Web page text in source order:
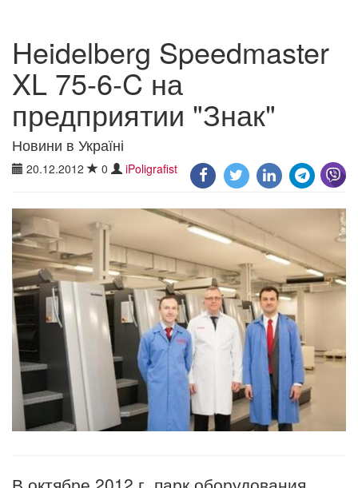
Heidelberg Speedmaster
XL 75-6-C на
предприятии "Знак"
Новини в Україні
20.12.2012 0 iPoligrafist